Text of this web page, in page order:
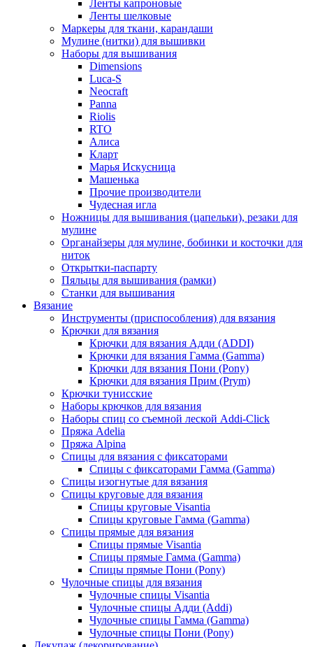
Ленты капроновые
Ленты шелковые
Маркеры для ткани, карандаши
Мулине (нитки) для вышивки
Наборы для вышивания
Dimensions
Luca-S
Neocraft
Panna
Riolis
RTO
Алиса
Кларт
Марья Искусница
Машенька
Прочие производители
Чудесная игла
Ножницы для вышивания (цапельки), резаки для
мулине
Органайзеры для мулине, бобинки и косточки для
ниток
Открытки-паспарту
Пяльцы для вышивания (рамки)
Станки для вышивания
Вязание
Инструменты (приспособления) для вязания
Крючки для вязания
Крючки для вязания Адди (ADDI)
Крючки для вязания Гамма (Gamma)
Крючки для вязания Пони (Pony)
Крючки для вязания Прим (Prym)
Крючки тунисские
Наборы крючков для вязания
Наборы спиц со съемной леской Addi-Click
Пряжа Adelia
Пряжа Alpina
Спицы для вязания с фиксаторами
Спицы с фиксаторами Гамма (Gamma)
Спицы изогнутые для вязания
Спицы круговые для вязания
Спицы круговые Visantia
Спицы круговые Гамма (Gamma)
Спицы прямые для вязания
Спицы прямые Visantia
Спицы прямые Гамма (Gamma)
Спицы прямые Пони (Pony)
Чулочные спицы для вязания
Чулочные спицы Visantia
Чулочные спицы Адди (Addi)
Чулочные спицы Гамма (Gamma)
Чулочные спицы Пони (Pony)